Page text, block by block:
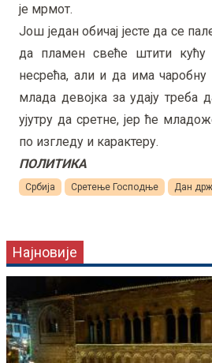
је мрмот.
Још један обичај јесте да се
да пламен свеће штити
несрећа, али и да има
млада девојка за удају треба
ујутру да сретне, јер ће
по изгледу и карактеру.
ПОЛИТИКА
Србија Сретење Господње Дан
Најновије